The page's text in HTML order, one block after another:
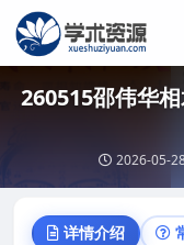
260515邵伟华
2026-05-
详情介绍